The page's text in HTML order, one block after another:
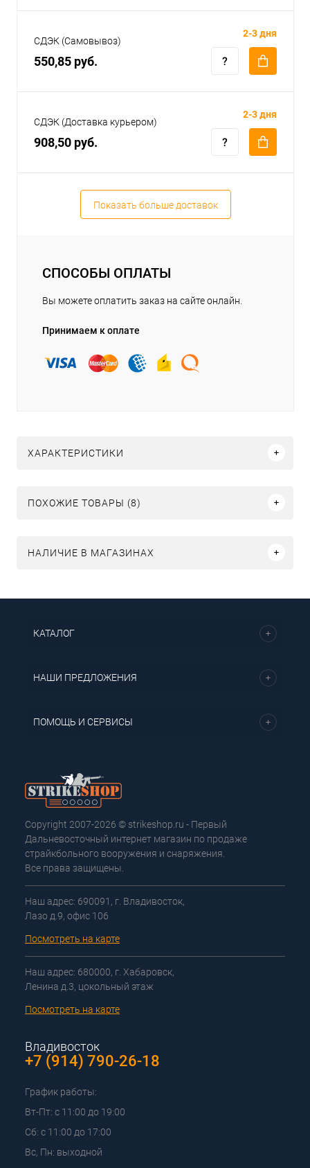
СДЭК (Самовывоз)
550,85 руб.
2-3 дня
СДЭК (Доставка курьером)
908,50 руб.
2-3 дня
Показать больше доставок
СПОСОБЫ ОПЛАТЫ
Вы можете оплатить заказ на сайте онлайн.
Принимаем к оплате
ХАРАКТЕРИСТИКИ
ПОХОЖИЕ ТОВАРЫ (8)
НАЛИЧИЕ В МАГАЗИНАХ
КАТАЛОГ
НАШИ ПРЕДЛОЖЕНИЯ
ПОМОЩЬ И СЕРВИСЫ
Copyright 2007-2026 © strikeshop.ru - Первый
Дальневосточный интернет магазин по продаже
страйкбольного вооружения и снаряжения.
Все права защищены.
Наш адрес: 690091, г. Владивосток,
Лазо д.9, офис 106
Посмотреть на карте
Наш адрес: 680000, г. Хабаровск,
Ленина д.3, цокольный этаж
Посмотреть на карте
Владивосток
+7 (914) 790-26-18
График работы:
Вт-Пт: с 11:00 до 19:00
Сб: с 11:00 до 17:00
Вс, Пн: выходной